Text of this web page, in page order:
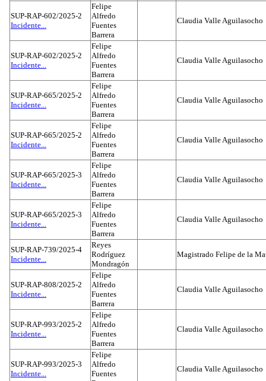
SUP-RAP-602/2025-2
Incidente...
Felipe
Alfredo
Fuentes
Barrera
Claudia Valle Aguilasocho
SUP-RAP-602/2025-2
Incidente...
Felipe
Alfredo
Fuentes
Barrera
Claudia Valle Aguilasocho
SUP-RAP-665/2025-2
Incidente...
Felipe
Alfredo
Fuentes
Barrera
Claudia Valle Aguilasocho
SUP-RAP-665/2025-2
Incidente...
Felipe
Alfredo
Fuentes
Barrera
Claudia Valle Aguilasocho
SUP-RAP-665/2025-3
Incidente...
Felipe
Alfredo
Fuentes
Barrera
Claudia Valle Aguilasocho
SUP-RAP-665/2025-3
Incidente...
Felipe
Alfredo
Fuentes
Barrera
Claudia Valle Aguilasocho
SUP-RAP-739/2025-4
Incidente...
Reyes
Rodríguez
Mondragón
Magistrado Felipe de la
SUP-RAP-808/2025-2
Incidente...
Felipe
Alfredo
Fuentes
Barrera
Claudia Valle Aguilasocho
SUP-RAP-993/2025-2
Incidente...
Felipe
Alfredo
Fuentes
Barrera
Claudia Valle Aguilasocho
SUP-RAP-993/2025-3
Incidente...
Felipe
Alfredo
Fuentes
Claudia Valle Aguilasocho